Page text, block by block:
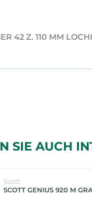
42 Z. 110 MM
SIE AUCH
Scott
SCOTT GENIUS 920 M